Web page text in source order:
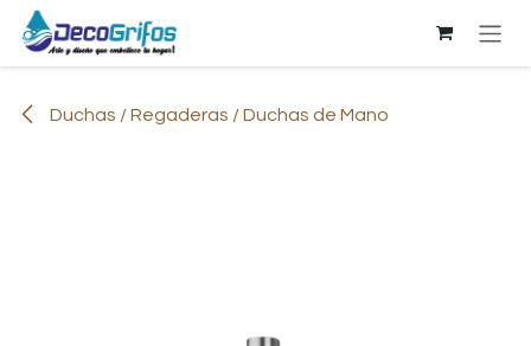
Ir al contenido
Duchas / Regaderas / Duchas de Mano